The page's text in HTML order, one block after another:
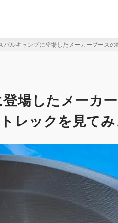
バルキャンプに登場したメーカーブース
場したメーカ
レックを見てみ